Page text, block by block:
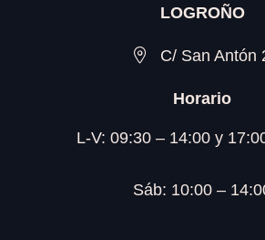
LOGROÑO
C/ San Antón
Horario
L-V: 09:30 – 14:00 y
Sáb: 10:00 –